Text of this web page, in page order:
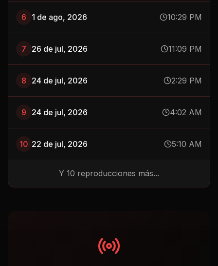
6 1 de ago, 2026 10:29 PM
7 26 de jul, 2026 11:09 PM
8 24 de jul, 2026 2:29 PM
9 24 de jul, 2026 4:02 AM
10 22 de jul, 2026 5:10 AM
Y 10 reproducciones más...